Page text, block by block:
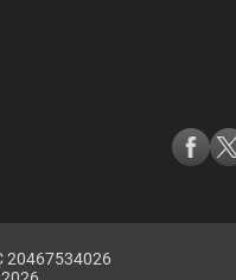
20467534026